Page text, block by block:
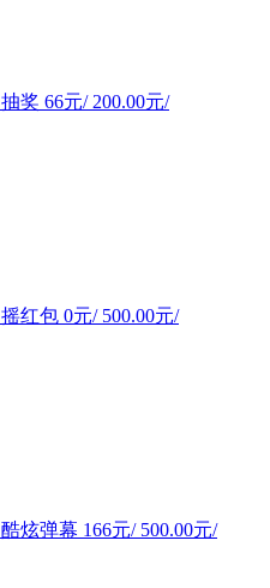
抽奖 66元/ 200.00元/
摇红包 0元/ 500.00元/
酷炫弹幕 166元/ 500.00元/